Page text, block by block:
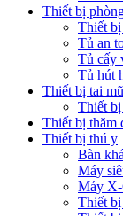
Thiết bị
Thiết
Tủ an
Tủ cấy
Tủ hút
Thiết bị tai
Thiết bị
Thiết bị thăm
Thiết bị thú y
Bàn
Máy
Máy
Thiết